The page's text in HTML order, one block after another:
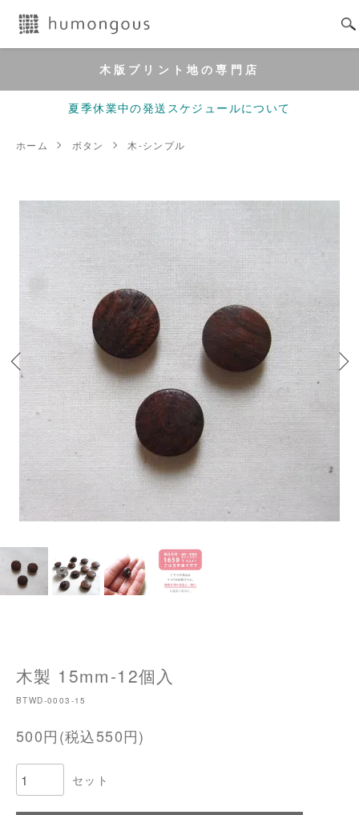
木版プリント地の専門店
夏季休業中の発送スケジュールについて
ホーム ボタン 木-シンプル
木製 15mm-12個入
BTWD-0003-15
500円(税込550円)
セット